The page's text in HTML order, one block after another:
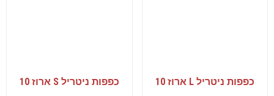
כפפות ניטריל L ארוז 10 כפפות ניטריל S ארוז 10